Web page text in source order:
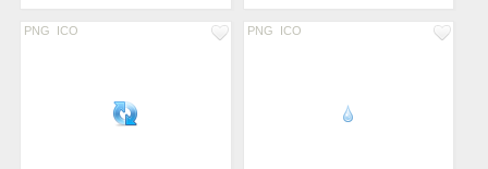
PNG ICO PNG ICO